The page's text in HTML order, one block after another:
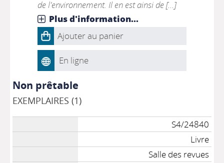
de l'environnement. Il en est ainsi de [...]
Plus d'information...
Ajouter au panier
En ligne
Non prêtable
EXEMPLAIRES (1)
S4/24840
Livre
Salle des revues